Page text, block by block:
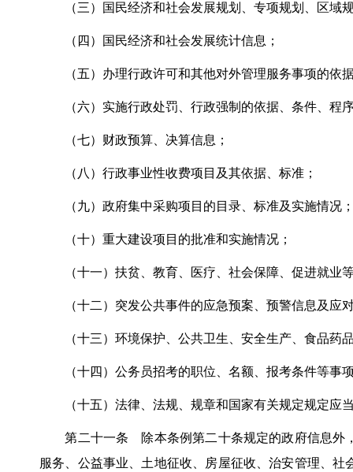
（三）国民经济和社会发展规划、专项规划、区域
（四）国民经济和社会发展统计信息；
（五）办理行政许可和其他对外管理服务事项的依
（六）实施行政处罚、行政强制的依据、条件、程
（七）财政预算、决算信息；
（八）行政事业性收费项目及其依据、标准；
（九）政府集中采购项目的目录、标准及实施情况
（十）重大建设项目的批准和实施情况；
（十一）扶贫、教育、医疗、社会保障、促进就业
（十二）突发公共事件的应急预案、预警信息及应
（十三）环境保护、公共卫生、安全生产、食品药
（十四）公务员招考的职位、名额、报考条件等事
（十五）法律、法规、规章和国家有关规定规定应
第二十一条 除本条例第二十条规定的政府信息外，
服务、公益事业、土地征收、房屋征收、治安管理、